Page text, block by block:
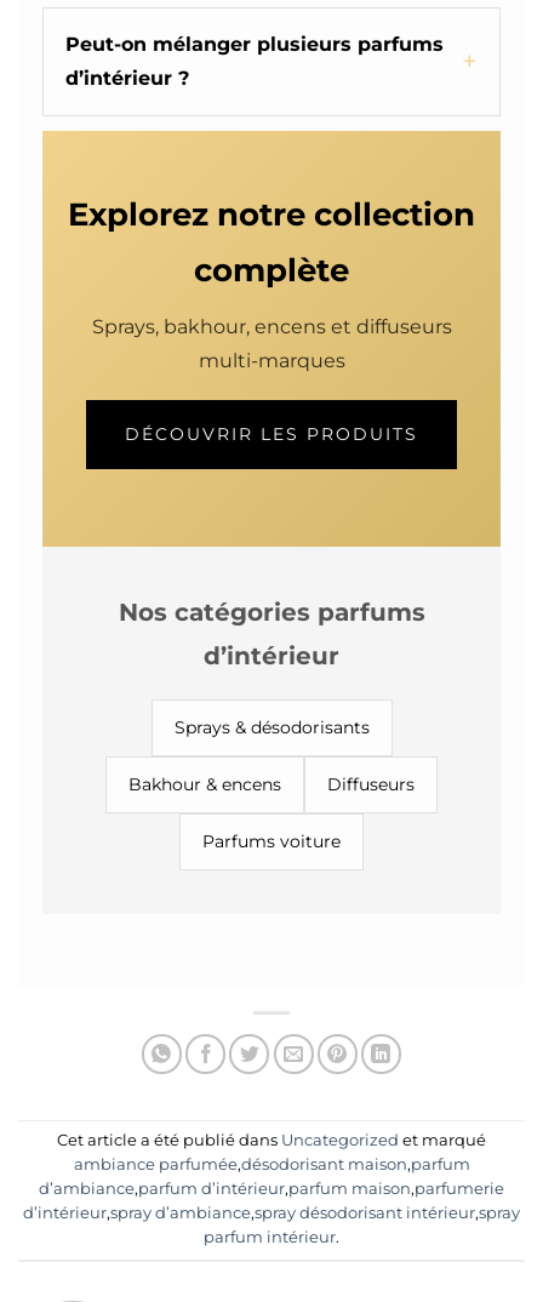
Peut-on mélanger plusieurs parfums
d’intérieur ?
Explorez notre collection
complète
Sprays, bakhour, encens et diffuseurs
multi-marques
DÉCOUVRIR LES PRODUITS
Nos catégories parfums
d’intérieur
Sprays & désodorisants
Bakhour & encens Diffuseurs
Parfums voiture
Cet article a été publié dans Uncategorized et marqué
ambiance parfumée,désodorisant maison,parfum
d’ambiance,parfum d’intérieur,parfum maison,parfumerie
d’intérieur,spray d’ambiance,spray désodorisant intérieur,spray
parfum intérieur.